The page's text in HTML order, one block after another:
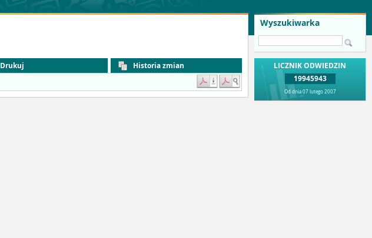
Wyszukiwarka
LICZNIK ODWIEDZIN
19945943
Od dnia 07 lutego 2007
Drukuj Historia zmian